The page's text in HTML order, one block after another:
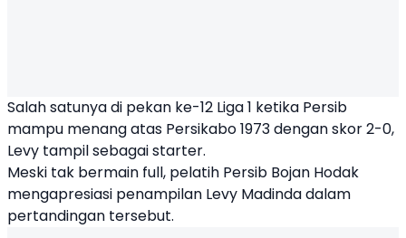
Salah satunya di pekan ke-12 Liga 1 ketika Persib
mampu menang atas Persikabo 1973 dengan skor 2-0,
Levy tampil sebagai starter.
Meski tak bermain full, pelatih Persib Bojan Hodak
mengapresiasi penampilan Levy Madinda dalam
pertandingan tersebut.